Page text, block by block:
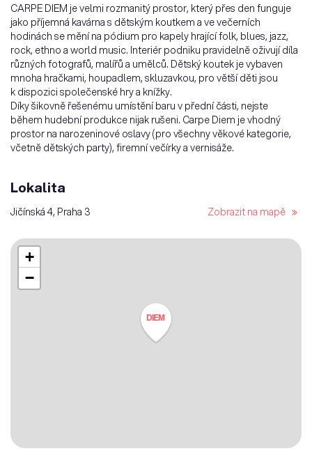
CARPE DIEM je velmi rozmanitý prostor, který přes den funguje
jako příjemná kavárna s dětským koutkem a ve večerních
hodinách se mění na pódium pro kapely hrající folk, blues, jazz,
rock, ethno a world music. Interiér podniku pravidelně oživují díla
různých fotografů, malířů a umělců. Dětský koutek je vybaven
mnoha hračkami, houpadlem, skluzavkou, pro větší děti jsou
k dispozici společenské hry a knížky.
Díky šikovně řešenému umístění baru v přední části, nejste
během hudební produkce nijak rušeni. Carpe Diem je vhodný
prostor na narozeninové oslavy (pro všechny věkové kategorie,
včetně dětských party), firemní večírky a vernisáže.
Lokalita
Jičínská 4, Praha 3 Zobrazit na mapě
DIEM
+
−